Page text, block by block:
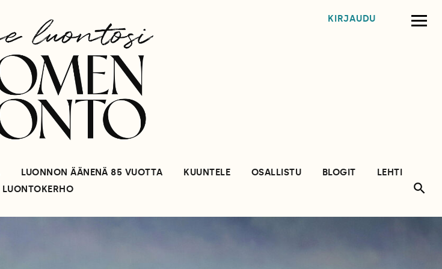
KIRJAUDU
LUONNON ÄÄNENÄ 85 VUOTTA KUUNTELE OSALLISTU BLOGIT
LEHTI
LUONTOKERHO